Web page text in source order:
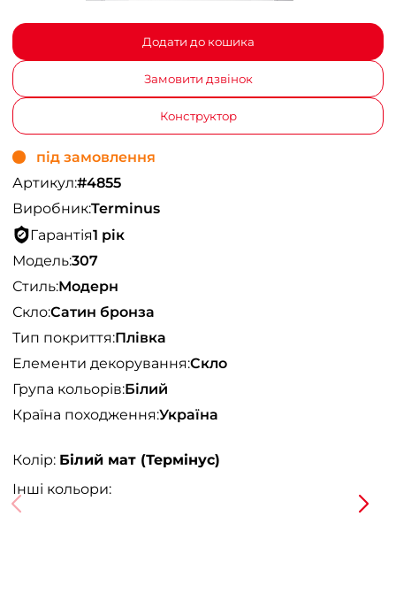
Додати до кошика
Замовити дзвінок
Конструктор
під замовлення
Артикул:#4855
Виробник:Terminus
Гарантія1 рік
Модель:307
Стиль:Модерн
Скло:Сатин бронза
Тип покриття:Плівка
Елементи декорування:Скло
Група кольорів:Білий
Країна походження:Україна
Колір: Білий мат (Термінус)
Інші кольори: